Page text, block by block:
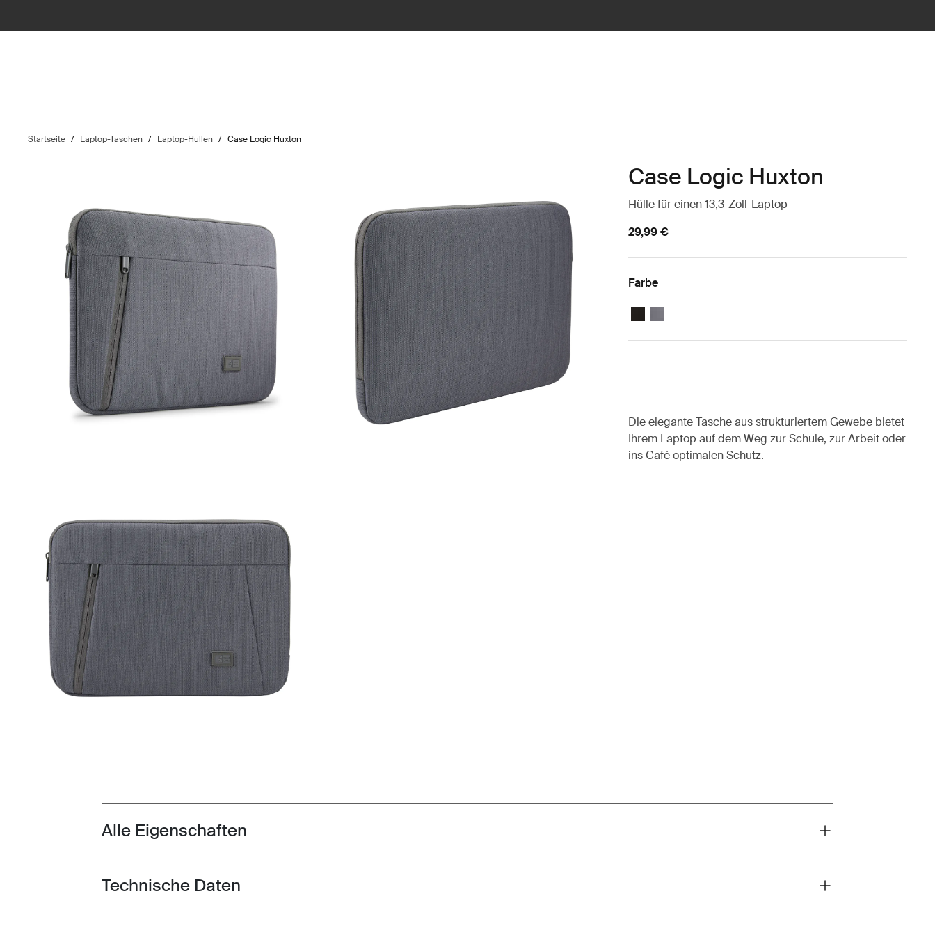
Startseite / Laptop-Taschen / Laptop-Hüllen / Case Logic Huxton
Case Logic Huxton
Hülle für einen 13,3-Zoll-Laptop
29,99 €
Farbe
Case Logic Huxton 13.3" Laptop Sleeve Schwarz
Case Logic Huxton 13.3" Laptop Sleeve Graphit
Die elegante Tasche aus strukturiertem Gewebe bietet
Ihrem Laptop auf dem Weg zur Schule, zur Arbeit oder
ins Café optimalen Schutz.
Toggle features
Alle Eigenschaften
Toggle techspec
Technische Daten